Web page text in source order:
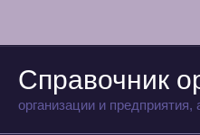
Справочник
организации и